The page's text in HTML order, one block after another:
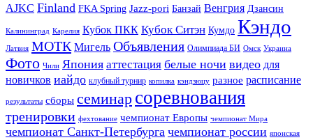
AJKC Finland FKA Spring Jazz-pori Банзай Венгрия Дзансин
Калининград Карелия Кубок ПКК Кубок Ситэн Кумдо Кэндо
Латвия МОТК Мигель Объявления Олимпиада БИ Омск Украина
Фото Чили Япония аттестация белые ночи видео для
новичков иайдо клубный турнир копилка кэндзюцу разное расписание
результаты сборы семинар соревнования
тренировки фехтование чемпионат Европы чемпионат Мира
чемпионат Санкт-Петербурга чемпионат россии японская